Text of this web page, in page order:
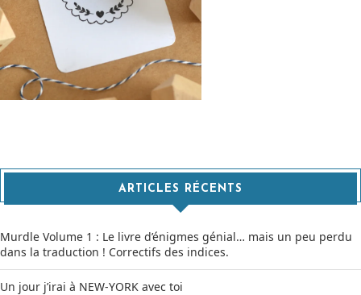
ARTICLES RÉCENTS
Murdle Volume 1 : Le livre d’énigmes génial… mais un peu perdu
dans la traduction ! Correctifs des indices.
Un jour j’irai à NEW-YORK avec toi